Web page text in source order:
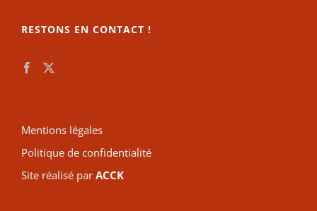
RESTONS EN CONTACT !
Mentions légales
Politique de confidentialité
Site réalisé par ACCK